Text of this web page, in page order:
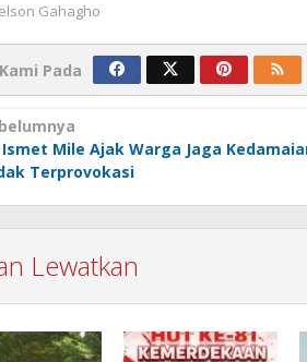
Gahagho
Pada
Mile Ajak Warga Jaga
Terprovokasi
Lewatkan